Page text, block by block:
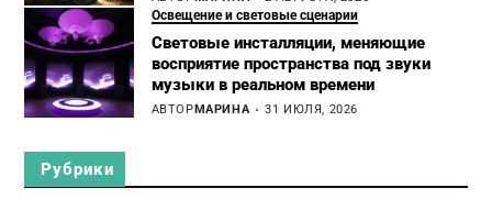
Освещение и световые сценарии
Световые инсталляции, меняющие
восприятие пространства под звуки
музыки в реальном времени
АВТОР МАРИНА 31 ИЮЛЯ, 2026
Рубрики